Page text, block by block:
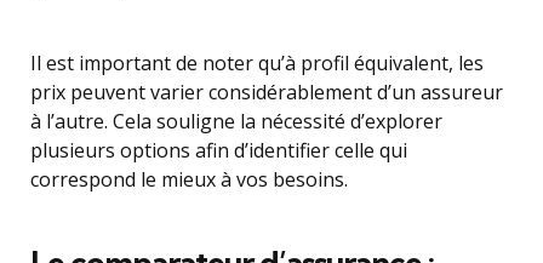
Il est important de noter qu’à profil équivalent, les
prix peuvent varier considérablement d’un assureur
à l’autre. Cela souligne la nécessité d’explorer
plusieurs options afin d’identifier celle qui
correspond le mieux à vos besoins.